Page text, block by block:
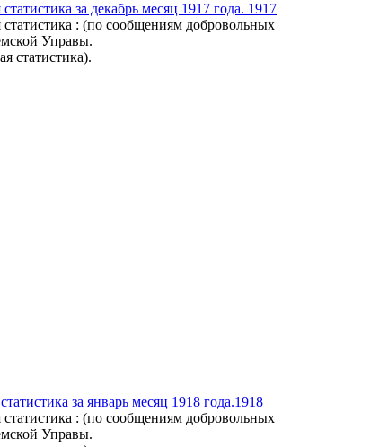
за декабрь месяц 1917 года. 1917
: (по сообщениям добровольных
Управы.
статистика).
за январь месяц 1918 года.1918
: (по сообщениям добровольных
Управы.